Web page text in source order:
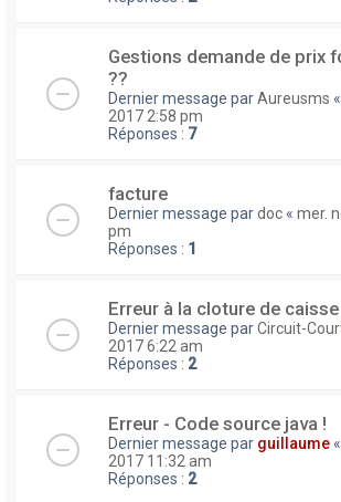
Gestions demande de prix
??
Dernier message parAureusms «
2017 2:58 pm
Réponses : 7
facture
Dernier message pardoc « mer.
pm
Réponses : 1
Erreur à la cloture de caisse
Dernier message parCircuit-
2017 6:22 am
Réponses : 2
Erreur - Code source java !
Dernier message par guillaume «
2017 11:32 am
Réponses : 2